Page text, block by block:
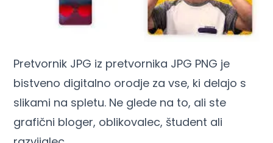
Pretvornik JPG iz pretvornika JPG PNG je
bistveno digitalno orodje za vse, ki delajo s
slikami na spletu. Ne glede na to, ali ste
grafični bloger, oblikovalec, študent ali